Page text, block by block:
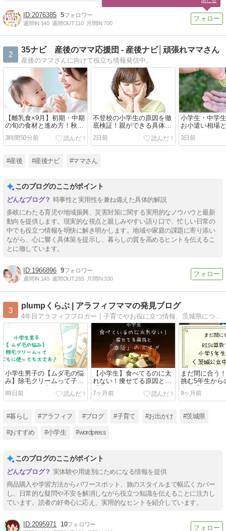
2076385 5
週間IN:140 週間OUT:110 月間IN:700
2
35ナビ 産後のママ応援団 - 産後ナビ│頑張れママさん
産後のママさんに向けて役立ち情報発信中。
【離乳食×9月】初期・中期
の旬の食材と進め方！秋の
味覚を美味しく安全に楽し
むコツ
3時間50分前
不登校の小学生の原因を徹
底検証！親ができる具体的
な対応策
2日前
小学生・中学
お小遣い相場
ない家庭のル
3日前
#産後 #産後ナビ #ママさん
このブログのここがポイント
時事性と実用性を兼ね備えた具体的解説
多岐にわたる育児や地域振興、災害対策に関する実用的なノウハウと最新
動向を提供します。現実的な視点と親しみやすい語り口で、忙しい日常の
中でも役立つ情報を明快に解き明かします。地域や家庭の課題に寄り添い
ながら、心に響く具体策を提示し、暮らしの質を高めるヒントを伝えるこ
とに徹しています。
1966896 9
週間IN:140 週間OUT:265 月間IN:330
3
plumpくらぶ | アラフィフママの発見ブログ
小学生男子の【ムダ毛の悩
み】除毛クリームって子ど
もに使っても大丈夫？
89日前
【小学生】食べてるのに太
れない！痩せてる原因と
「藻活」のススメ
7ヶ月前
まだ間に合う
挑む5年生から
中学受験
9ヶ月前
#暮らし #アラフィフ #ブログ #子育て #お出かけ #茨城県
#おすすめ #小学生 #wordpress
このブログのここがポイント
実体験や用途別にためになる情報を提供
商品購入や学習方法からパワースポット、旅のスタイルまで幅広くカバー
し、日常的な疑問や不安を解消しながら役立つ知識を伝えることに注力し
ています。読者の好奇心に応え、実用的なヒントを紹介しています。
2095971 10